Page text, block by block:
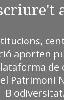
aporten
de
Patrimoni
Biodiversitat.